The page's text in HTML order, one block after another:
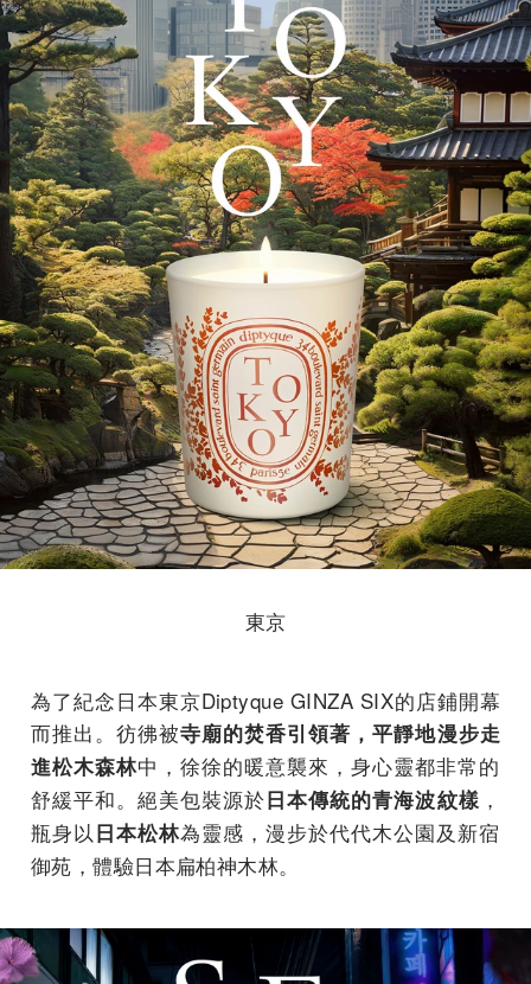
東京
為了紀念日本東京Diptyque GINZA SIX的店鋪開幕
而推出。彷彿被寺廟的焚香引領著，平靜地漫步走
進松木森林中， 徐徐的暖意襲來，身心靈都非常的
舒緩平和。絕美包裝源於日本傳統的青海波紋樣，
瓶身以日本松林為靈感， 漫步於代代木公園及新宿
御苑，體驗日本扁柏神木林。